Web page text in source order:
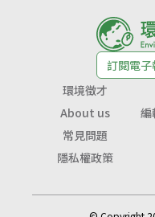
訂閱電子
環境徵才
About us
編
常見問題
隱私權政策